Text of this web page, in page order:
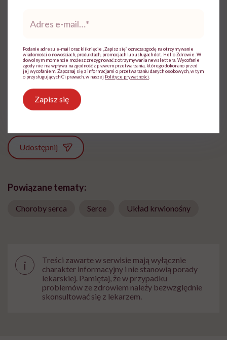
Patrycja Nawojowska
Od wielu lat zajmuje się tworzeniem treści z
zakresu szeroko pojętego zdrowia i
medycyny.
Zobacz profil
Udostępnij
Powiązane tematy:
Choroby serca Serce Układ krwionośny
i
Treści zawarte w serwisie mają wyłącznie
charakter informacyjny i nie stanowią porady
lekarskiej. Pamiętaj, że w przypadku
problemów ze zdrowiem należy bezwzględnie
skonsultować się z lekarzem.
mail*
Podanie adresu e-mail oraz kliknięcie „Zapisz się” oznacza zgodę na otrzymywanie
wiadomości o nowościach, produktach, promocjach lub usługach dot. Hello Zdrowie. W
dowolnym momencie możesz zrezygnować z otrzymywania newslettera. Wycofanie
zgody nie ma wpływu na zgodność z prawem przetwarzania, którego dokonano przed
jej wycofaniem. Zapoznaj się z informacjami o przetwarzaniu danych osobowych, w tym
o przysługujących Ci prawach, w naszej Polityce prywatności
Zapisz się